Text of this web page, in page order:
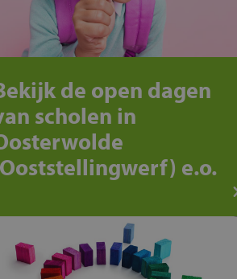
de open dagen
scholen in
e.o.